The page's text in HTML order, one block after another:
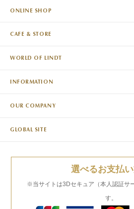
ONLINE SHOP
CAFE & STORE
WORLD OF LINDT
INFORMATION
OUR COMPANY
GLOBAL SITE
選べるお支払
※当サイトは3Dセキュア（本人認証サ
す。